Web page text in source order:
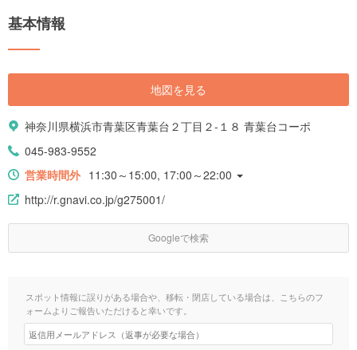
基本情報
地図を見る
神奈川県横浜市青葉区青葉台２丁目２-１８ 青葉台コーポ
045-983-9552
営業時間外 11:30～15:00, 17:00～22:00
http://r.gnavi.co.jp/g275001/
Googleで検索
スポット情報に誤りがある場合や、移転・閉店している場合は、こちらのフ
ォームよりご報告いただけると幸いです。